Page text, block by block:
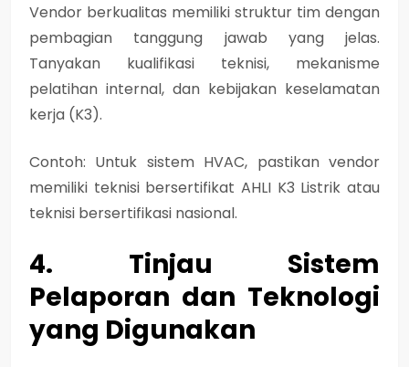
Vendor berkualitas memiliki struktur tim dengan
pembagian tanggung jawab yang jelas.
Tanyakan kualifikasi teknisi, mekanisme
pelatihan internal, dan kebijakan keselamatan
kerja (K3).
Contoh: Untuk sistem HVAC, pastikan vendor
memiliki teknisi bersertifikat AHLI K3 Listrik atau
teknisi bersertifikasi nasional.
4. Tinjau Sistem
Pelaporan dan Teknologi
yang Digunakan